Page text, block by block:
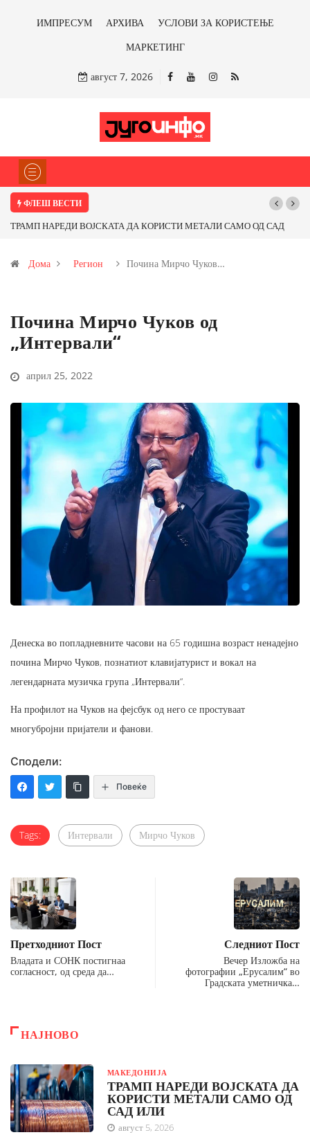
ИМПРЕСУМ АРХИВА
УСЛОВИ ЗА КОРИСТЕЊЕ
МАРКЕТИНГ
август 7, 2026
ФЛЕШ ВЕСТИ
НАРЕДИ ВОЈСКАТА ДА КОРИСТИ МЕТАЛИ САМО ОД САД
и со антимонот?
Дома Регион Почина Мирчо Чуков…
Почина Мирчо Чуков од
„Интервали“
април 25, 2022
Денеска во попладневните часови на 65 годишна возраст ненадејно
почина Мирчо Чуков, познатиот клавијатурист и вокал на
легендарната музичка група „Интервали“.
На профилот на Чуков на фејсбук од него се простуваат
многубројни пријатели и фанови.
Сподели:
Повеќе
Tags: Интервали Мирчо Чуков
Претходниот Пост
Владата и СОНК постигнаа
согласност, од среда да…
Следниот Пост
Вечер Изложба на
фотографии „Ерусалим“ во
Градската уметничка…
НАЈНОВО
МАКЕДОНИЈА
ТРАМП НАРЕДИ ВОЈСКАТА ДА
КОРИСТИ МЕТАЛИ САМО ОД
САД ИЛИ
август 5, 2026